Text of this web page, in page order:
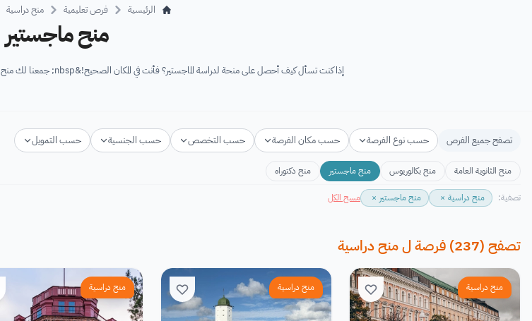
الرئيسية فرص تعليمية منح دراسية
منح ماجستير
إذا كنت تسأل كيف أحصل على منحة لدراسة الماجستير؟ فأنت في المكان الصحيح!&nbsp; جمعنا لك منح ماجستير ممولة بالكامل 2026 - 2027 للطلاب الراغبين...
تصفح جميع الفرص حسب نوع الفرصة حسب مكان الفرصة حسب التخصص حسب الجنسية حسب التمويل
منح الثانوية العامة منح بكالوريوس منح ماجستير منح دكتوراه
تصفية: منح دراسية × منح ماجستير × مسح الكل
تصفح (
237
) فرصةلمنح دراسية
منح دراسية منح دراسية منح دراسية